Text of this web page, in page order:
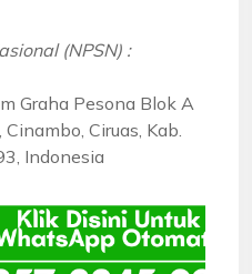
(NPSN) :
Graha Pesona Blok A
Ciruas, Kab.
Indonesia